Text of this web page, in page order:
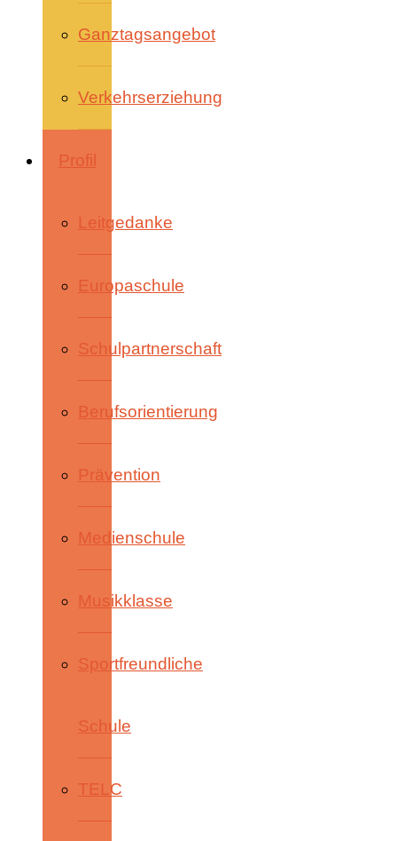
Ganztagsangebot
Verkehrserziehung
Profil
Leitgedanke
Europaschule
Schulpartnerschaft
Berufsorientierung
Prävention
Medienschule
Musikklasse
Sportfreundliche
Schule
TELC